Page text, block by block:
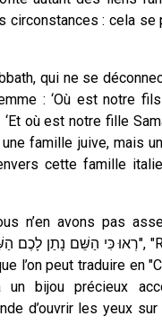
circonstances : cela se
qui ne se
: ‘Où est notre fils
où est notre fille
famille juive, mais
cette famille
n’en avons pas
l’on peut traduire en
bijou précieux
d’ouvrir les yeux